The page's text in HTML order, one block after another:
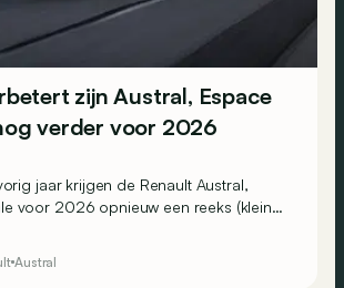
zijn Austral, Espace
verder voor 2026
jaar krijgen de Renault Austral,
voor 2026 opnieuw een reeks (kleine)
Austral